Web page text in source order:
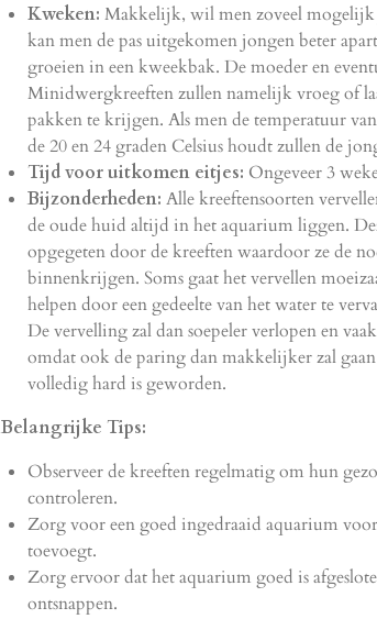
Kweken: Makkelijk, wil men zoveel
kan men de pas uitgekomen jongen beter
groeien in een kweekbak. De moeder en
Minidwergkreeften zullen namelijk vroeg of
pakken te krijgen. Als men de temperatuur
de 20 en 24 graden Celsius houdt zullen de
Tijd voor uitkomen eitjes: Ongeveer 3
Bijzonderheden: Alle kreeftensoorten
de oude huid altijd in het aquarium liggen.
opgegeten door de kreeften waardoor ze de
binnenkrijgen. Soms gaat het vervellen
helpen door een gedeelte van het water te
De vervelling zal dan soepeler verlopen en
omdat ook de paring dan makkelijker zal
volledig hard is geworden.
Belangrijke Tips:
Observeer de kreeften regelmatig om hun
controleren.
Zorg voor een goed ingedraaid aquarium
toevoegt.
Zorg ervoor dat het aquarium goed is
ontsnappen.